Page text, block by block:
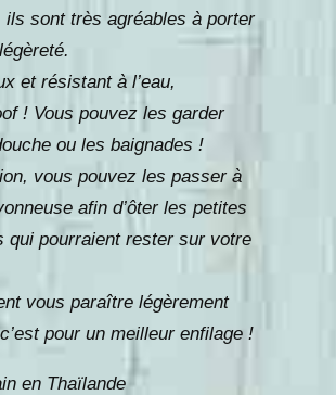
ils sont très agréables à porter
et résistant à l’eau,
! Vous pouvez les garder
ou les baignades !
vous pouvez les passer à
afin d’ôter les petites
qui pourraient rester sur votre
vous paraître légèrement
pour un meilleur enfilage !
en Thaïlande